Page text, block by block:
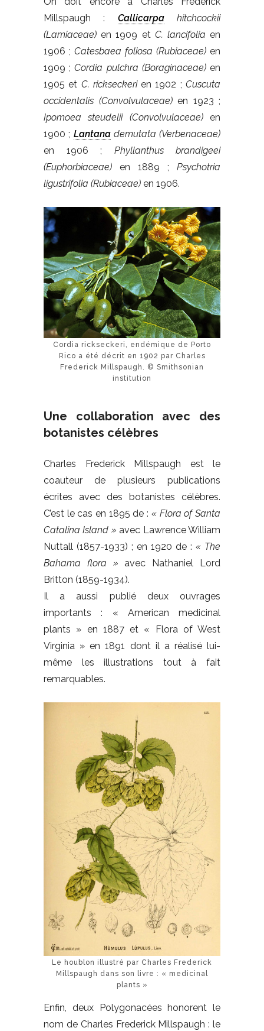
Millspaugh : Callicarpahitchcockii
(Lamiaceae) en 1909 et C. lancifolia en
1906 ; Catesbaea foliosa (Rubiaceae) en
1909 ;Cordia pulchra (Boraginaceae)en
1905 et C. rickseckerien 1902 ;Cuscuta
occidentalis (Convolvulaceae)en 1923 ;
Ipomoea steudelii (Convolvulaceae)en
1900 ; Lantanademutata (Verbenaceae)
en 1906 ; Phyllanthus brandigeei
(Euphorbiaceae) en 1889 ; Psychotria
ligustrifolia (Rubiaceae) en 1906.
Cordia rickseckeri, endémique de Porto
Rico a été décrit en 1902 par Charles
Frederick Millspaugh. © Smithsonian
institution
Une collaboration avec des
botanistes célèbres
Charles Frederick Millspaugh est le
coauteur de plusieurs publications
écrites avec des botanistes célèbres.
C’est le cas en 1895 de : « Flora of Santa
Catalina Island » avec Lawrence William
Nuttall (1857-1933) ; en 1920 de : « The
Bahama flora » avec Nathaniel Lord
Britton (1859-1934).
Il a aussi publié deux ouvrages
importants : « American medicinal
plants » en 1887 et « Flora of West
Virginia » en 1891 dont il a réalisé lui-
même les illustrations tout à fait
remarquables.
Le houblon illustré par Charles Frederick
Millspaugh dans son livre : « medicinal
plants »
Enfin, deux Polygonacées honorent le
nom de Charles Frederick Millspaugh : le